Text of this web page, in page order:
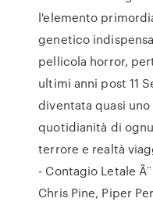
l'elemento
genetico
pellicola horror,
ultimi anni post 11
diventata quasi
quotidianità di
terrore e realtà
- Contagio Letale
Chris Pine, Piper